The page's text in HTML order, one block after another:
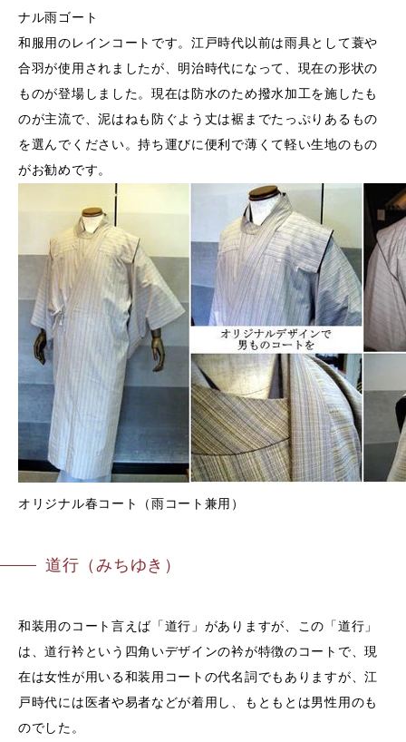
ナル雨ゴート
和服用のレインコートです。江戸時代以前は雨具として蓑や
合羽が使用されましたが、明治時代になって、現在の形状の
ものが登場しました。現在は防水のため撥水加工を施したも
のが主流で、泥はねも防ぐよう丈は裾までたっぷりあるもの
を選んでください。持ち運びに便利で薄くて軽い生地のもの
がお勧めです。
オリジナル春コート（雨コート兼用）
道行（みちゆき）
和装用のコート言えば「道行」がありますが、この「道行」
は、道行衿という四角いデザインの衿が特徴のコートで、現
在は女性が用いる和装用コートの代名詞でもありますが、江
戸時代には医者や易者などが着用し、もともとは男性用のも
のでした。